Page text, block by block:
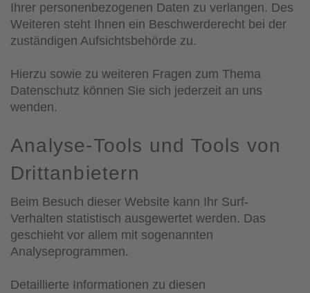
Ihrer personenbezogenen Daten zu verlangen. Des
Weiteren steht Ihnen ein Beschwerderecht bei der
zuständigen Aufsichtsbehörde zu.
Hierzu sowie zu weiteren Fragen zum Thema
Datenschutz können Sie sich jederzeit an uns
wenden.
Analyse-Tools und Tools von
Dritt­anbietern
Beim Besuch dieser Website kann Ihr Surf-
Verhalten statistisch ausgewertet werden. Das
geschieht vor allem mit sogenannten
Analyseprogrammen.
Detaillierte Informationen zu diesen